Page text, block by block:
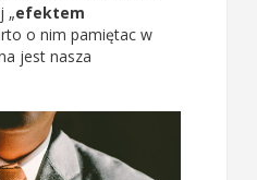
„efektem
o nim pamiętac w
jest nasza